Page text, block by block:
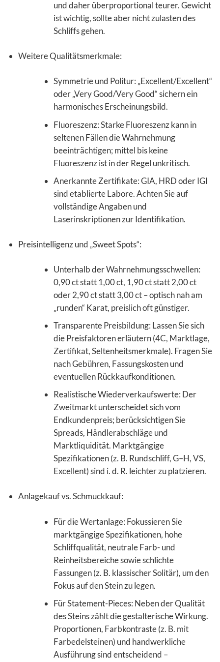
und daher überproportional teurer. Gewicht
ist wichtig, sollte aber nicht zulasten des
Schliffs gehen.
Weitere Qualitätsmerkmale:
Symmetrie und Politur: „Excellent/Excellent“
oder „Very Good/Very Good“ sichern ein
harmonisches Erscheinungsbild.
Fluoreszenz: Starke Fluoreszenz kann in
seltenen Fällen die Wahrnehmung
beeinträchtigen; mittel bis keine
Fluoreszenz ist in der Regel unkritisch.
Anerkannte Zertifikate: GIA, HRD oder IGI
sind etablierte Labore. Achten Sie auf
vollständige Angaben und
Laserinskriptionen zur Identifikation.
Preisintelligenz und „Sweet Spots“:
Unterhalb der Wahrnehmungsschwellen:
0,90 ct statt 1,00 ct, 1,90 ct statt 2,00 ct
oder 2,90 ct statt 3,00 ct – optisch nah am
„runden“ Karat, preislich oft günstiger.
Transparente Preisbildung: Lassen Sie sich
die Preisfaktoren erläutern (4C, Marktlage,
Zertifikat, Seltenheitsmerkmale). Fragen Sie
nach Gebühren, Fassungskosten und
eventuellen Rückkaufkonditionen.
Realistische Wiederverkaufswerte: Der
Zweitmarkt unterscheidet sich vom
Endkundenpreis; berücksichtigen Sie
Spreads, Händlerabschläge und
Marktliquidität. Marktgängige
Spezifikationen (z. B. Rundschliff, G–H, VS,
Excellent) sind i. d. R. leichter zu platzieren.
Anlagekauf vs. Schmuckkauf:
Für die Wertanlage: Fokussieren Sie
marktgängige Spezifikationen, hohe
Schliffqualität, neutrale Farb- und
Reinheitsbereiche sowie schlichte
Fassungen (z. B. klassischer Solitär), um den
Fokus auf den Stein zu legen.
Für Statement-Pieces: Neben der Qualität
des Steins zählt die gestalterische Wirkung.
Proportionen, Farbkontraste (z. B. mit
Farbedelsteinen) und handwerkliche
Ausführung sind entscheidend –